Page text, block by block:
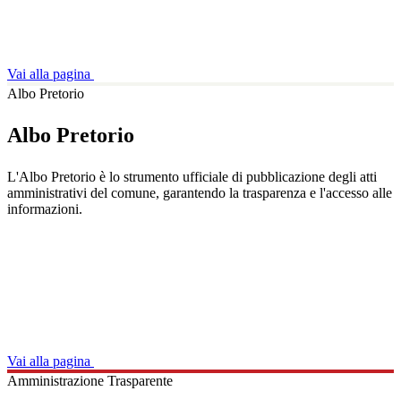
Vai alla pagina
Albo Pretorio
Albo Pretorio
L'Albo Pretorio è lo strumento ufficiale di pubblicazione degli atti
amministrativi del comune, garantendo la trasparenza e l'accesso alle
informazioni.
Vai alla pagina
Amministrazione Trasparente